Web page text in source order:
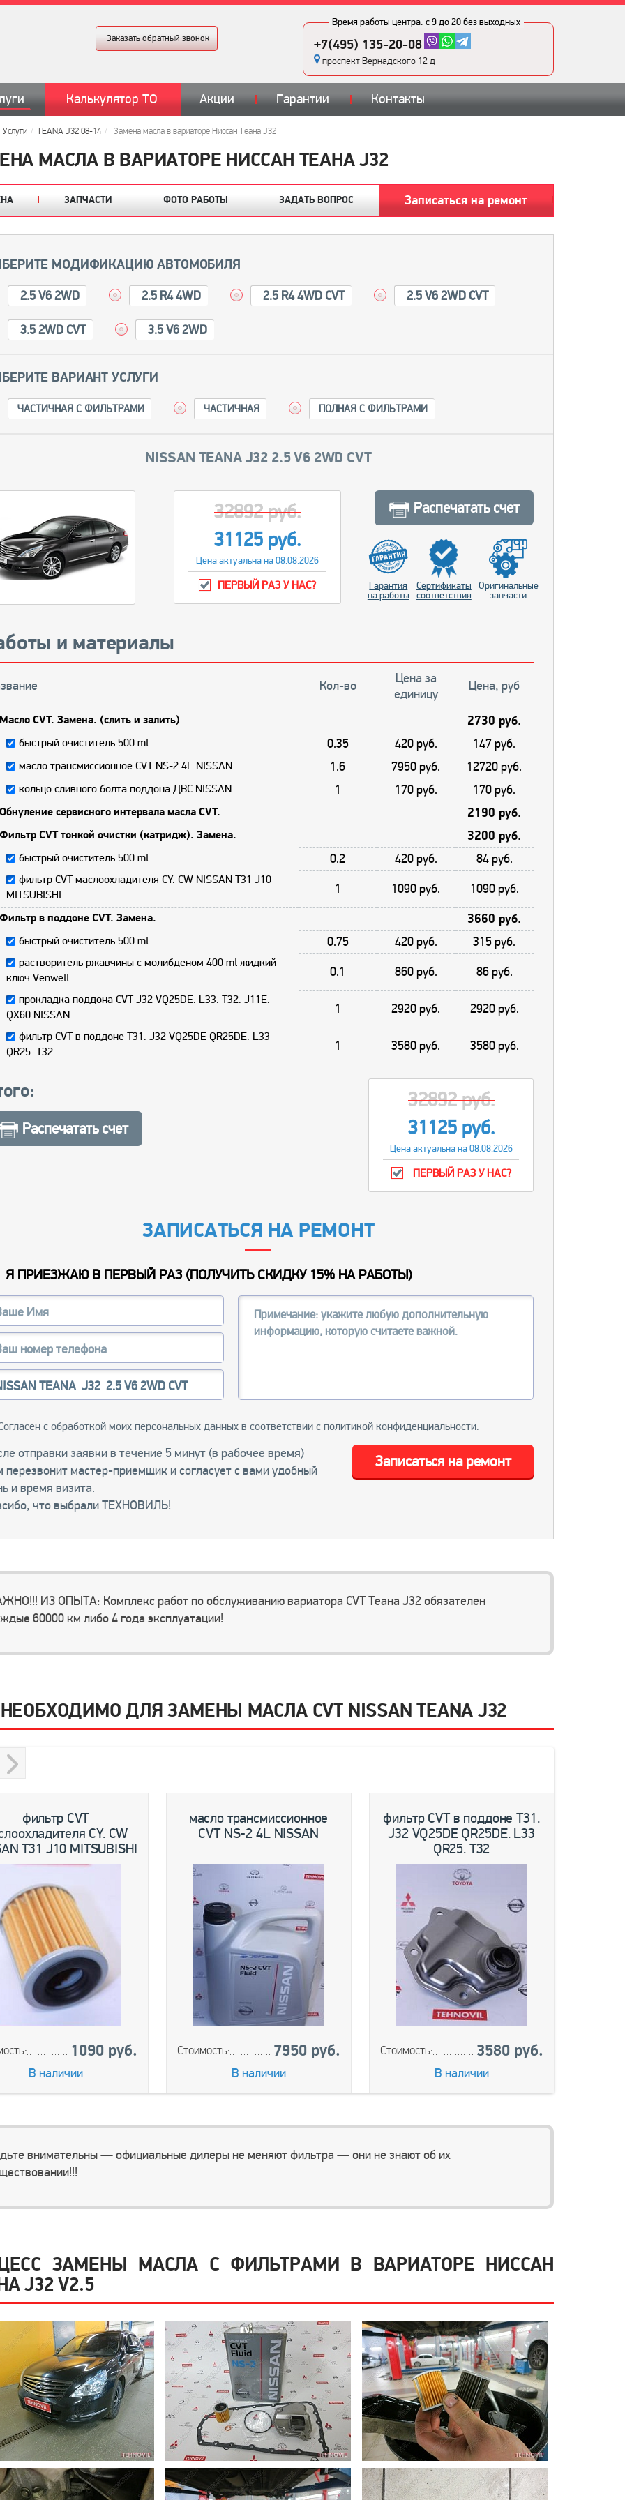
Заказать обратный звонок
Время работы центра: с 9 до 20 без выходных
+7(495) 135-20-08
проспект Вернадского 12 д
Калькулятор ТО Акции Гарантии Контакты
Услуги TEANA J32 08-14 Замена масла в вариаторе Ниссан Теана J32
МАСЛА В ВАРИАТОРЕ НИССАН ТЕАНА J32
ЗАПЧАСТИ ФОТО РАБОТЫ ЗАДАТЬ ВОПРОС Записаться на ремонт
МОДИФИКАЦИЮ АВТОМОБИЛЯ
2.5 V6 2WD 2.5 R4 4WD 2.5 R4 4WD CVT 2.5 V6 2WD CVT
3.5 2WD CVT 3.5 V6 2WD
ВАРИАНТ УСЛУГИ
ЧАСТИЧНАЯ С ФИЛЬТРАМИ ЧАСТИЧНАЯ ПОЛНАЯ С ФИЛЬТРАМИ
NISSAN TEANA J32 2.5 V6 2WD CVT
32892 руб.
31125 руб.
Цена актуальна на 08.08.2026
ПЕРВЫЙ РАЗ У НАС?
Распечатать счет
Гарантия
на работы
Сертификаты
соответствия
Оригинальные
запчасти
и материалы
Кол-во
Цена за
единицу
Цена, руб
CVT. Замена. (слить и залить) 2730 руб.
быстрый очиститель 500 ml 0.35 420 руб. 147 руб.
масло трансмиссионное CVT NS-2 4L NISSAN 1.6 7950 руб. 12720 руб.
кольцо сливного болта поддона ДВС NISSAN 1 170 руб. 170 руб.
сервисного интервала масла CVT. 2190 руб.
CVT тонкой очистки (катридж). Замена. 3200 руб.
быстрый очиститель 500 ml 0.2 420 руб. 84 руб.
фильтр CVT маслоохладителя CY. CW NISSAN T31 J10
MITSUBISHI
1 1090 руб. 1090 руб.
в поддоне CVT. Замена. 3660 руб.
быстрый очиститель 500 ml 0.75 420 руб. 315 руб.
растворитель ржавчины с молибденом 400 ml жидкий
ключ Venwell
0.1 860 руб. 86 руб.
прокладка поддона CVT J32 VQ25DE. L33. T32. J11E.
QX60 NISSAN
1 2920 руб. 2920 руб.
фильтр CVT в поддоне T31. J32 VQ25DE QR25DE. L33
QR25. T32
1 3580 руб. 3580 руб.
Распечатать счет
32892 руб.
31125 руб.
Цена актуальна на 08.08.2026
ПЕРВЫЙ РАЗ У НАС?
ЗАПИСАТЬСЯ НА РЕМОНТ
Я ПРИЕЗЖАЮ В ПЕРВЫЙ РАЗ (ПОЛУЧИТЬ СКИДКУ 15% НА РАБОТЫ)
с обработкой моих персональных данных в соответствии с политикой конфиденциальности.
отправки заявки в течение 5 минут (в рабочее время)
перезвонит мастер-приемщик и согласует с вами удобный
и время визита.
что выбрали ТЕХНОВИЛЬ!
Записаться на ремонт
ИЗ ОПЫТА: Комплекс работ по обслуживанию вариатора CVT Теана J32 обязателен
60000 км либо 4 года эксплуатации!
ДЛЯ ЗАМЕНЫ МАСЛА CVT NISSAN TEANA J32
фильтр CVT
CY. CW
T31 J10 MITSUBISHI
1090 руб.
В наличии
масло трансмиссионное
CVT NS-2 4L NISSAN
Стоимость: 7950 руб.
В наличии
фильтр CVT в поддоне T31.
J32 VQ25DE QR25DE. L33
QR25. T32
Стоимость: 3580 руб.
В наличии
внимательны — официальные дилеры не меняют фильтра — они не знают об их
ЗАМЕНЫ МАСЛА С ФИЛЬТРАМИ В ВАРИАТОРЕ НИССАН
J32 V2.5